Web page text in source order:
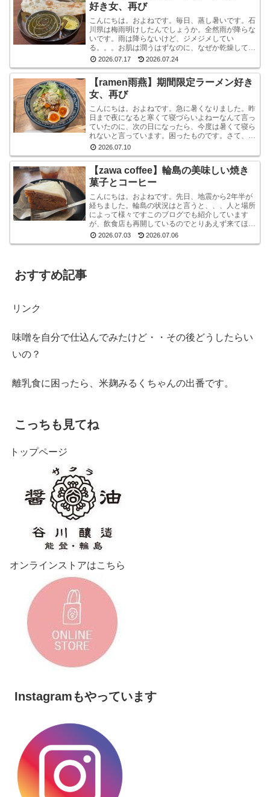
好き女、再び
こんにちは。およねです。毎日、蒸し暑いです。石
川県は梅雨明けしたんでしょうか。全然雨が降らな
いです。雨は降らないけど、ジメジメしてい
る。。。お肌は潤うはずなのに、なぜか乾燥してい
ます。しかも、おでこと片方のこめかみだけ。年
2026.07.17 2026.07.24
【ramen雨燕】期間限定ラーメン好き
女、再び
こんにちは。およねです。急に暑くなりました。昨
日まで夜になると寒くて寝づらいよねーなんて言っ
ていたのに、次の日になったら、今度は暑くて寝ら
れないと言っています。困ったものです。さて、先
日金沢へ行ったとき、ひさしぶりにひとりラーメン
2026.07.10
【zawa coffee】輪島の美味しい焼き
菓子とコーヒー
こんにちは。およねです。先日、地震から2年半が
経ちました。輪島の状況はと言うと、、、人と場所
によって様々ですこのブログでも紹介しています
が、飲食店も再開しているのでとりあえず来てほし
いです。宿泊施設は少な目ですが、、、参考サイト
2026.07.03 2026.07.06
おすすめ記事
リンク
味噌を自分で仕込んでみたけど・・その後どうしたらい
いの？
離乳食に困ったら、米麹みるくちゃんの出番です。
こっちも見てね
トップページ
オンラインストアはこちら
Instagramもやっています